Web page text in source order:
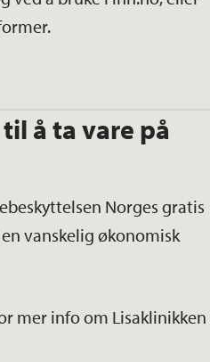
å ta vare på
Norges gratis
vanskelig økonomisk
mer info om Lisaklinikken